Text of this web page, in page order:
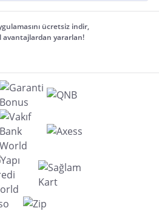
ücretsiz indir,
avantajlardan yararlan!